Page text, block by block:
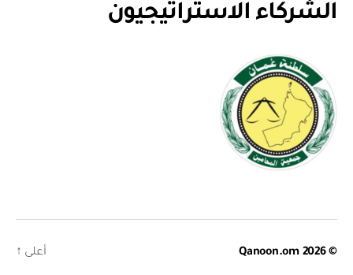
الشركاء الاستراتيجيون
© 2026
Qanoon.om أعلى ↑